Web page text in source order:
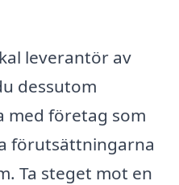
leverantör av
dessutom
med företag som
förutsättningarna
Ta steget mot en